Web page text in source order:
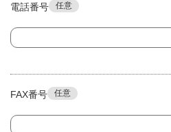
電話番号 任意
FAX番号 任意